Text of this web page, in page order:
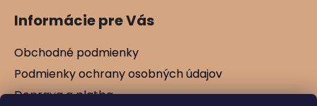
Informácie pre Vás
Obchodné podmienky
Podmienky ochrany osobných údajov
Doprava a platba